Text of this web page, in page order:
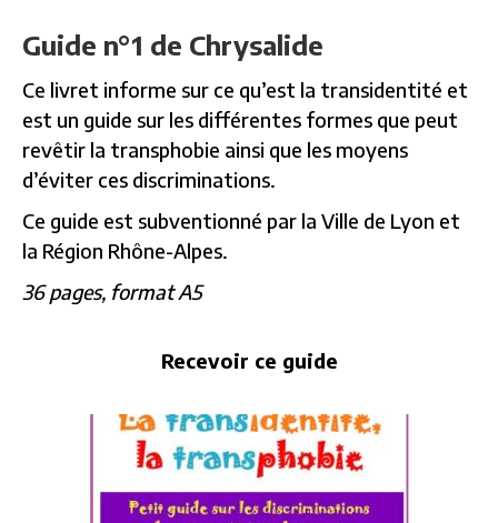
Guide n°1 de Chrysalide
Ce livret informe sur ce qu’est la transidentité et
est un guide sur les différentes formes que peut
revêtir la transphobie ainsi que les moyens
d’éviter ces discriminations.
Ce guide est subventionné par la Ville de Lyon et
la Région Rhône-Alpes.
36 pages, format A5
Recevoir ce guide